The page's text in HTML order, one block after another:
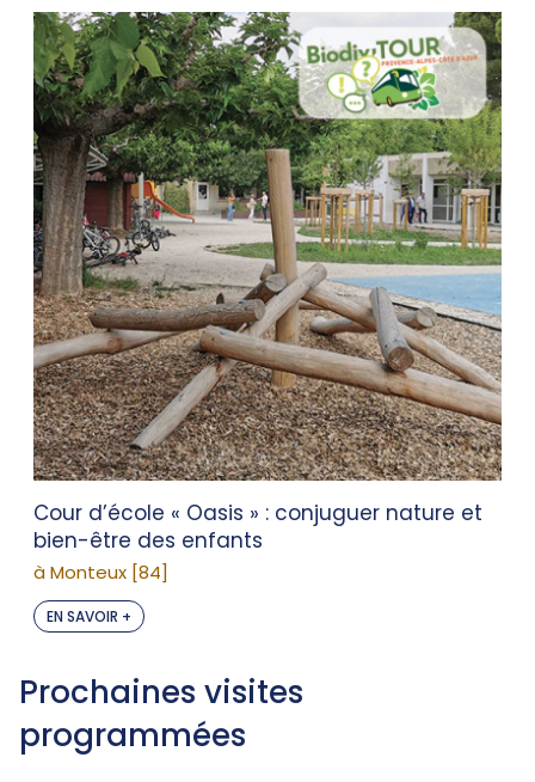
Cour d’école « Oasis » : conjuguer nature et
bien-être des enfants
à Monteux [84]
EN SAVOIR +
Prochaines visites
programmées